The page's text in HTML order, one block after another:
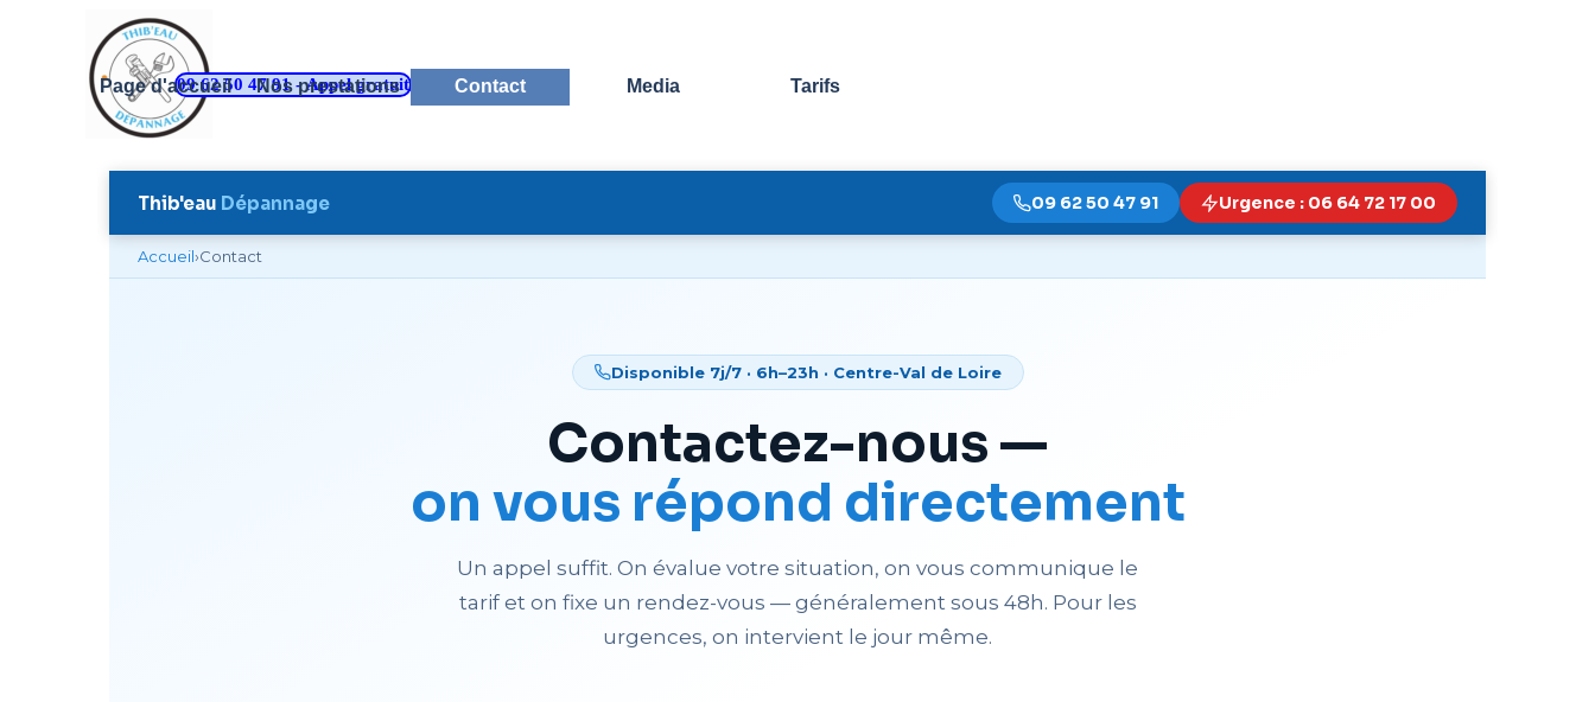
Aller au contenu
09 62 50 47 91 - Appel gratuit Sauter le menu
Page d'accueil Nos prestations ▼
Contact Media Tarifs
Thib'eau Dépannage 09 62 50 47 91 Urgence : 06 64 72 17 00
Accueil›Contact
Disponible 7j/7 · 6h–23h · Centre-Val de Loire
Contactez-nous —
on vous répond directement
Un appel suffit. On évalue votre situation, on vous communique le
tarif et on fixe un rendez-vous — généralement sous 48h. Pour les
urgences, on intervient le jour même.